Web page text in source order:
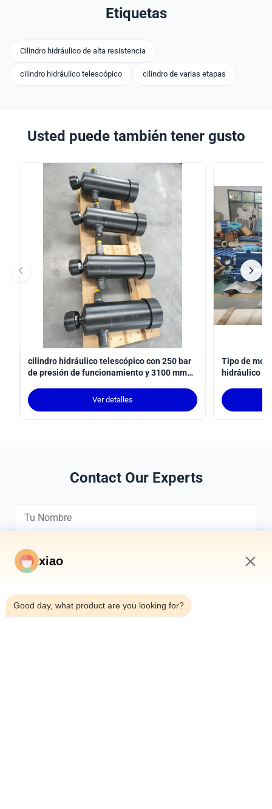
Etiquetas
Cilindro hidráulico de alta resistencia
cilindro hidráulico telescópico cilindro de varias etapas
Usted puede también tener gusto
cilindro hidráulico telescópico con 250 bar
de presión de funcionamiento y 3100 mm
robot conforme con ISO 6022
Ver detalles
Tipo de
hidráulico
posición
Contact Our Experts
*
xiao
Good day, what product are you looking for?